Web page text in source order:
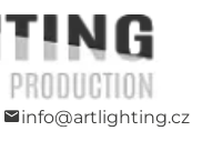
info@artlighting.cz